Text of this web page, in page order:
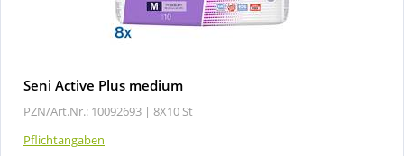
Seni Active Plus medium
PZN/Art.Nr.: 10092693 | 8X10 St
Pflichtangaben